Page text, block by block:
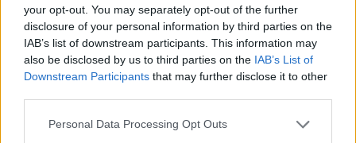
your opt-out. You may separately opt-out of the further
disclosure of your personal information by third parties on the
IAB’s list of downstream participants. This information may
also be disclosed by us to third parties on the IAB’s List of
Downstream Participants that may further disclose it to other
Personal Data Processing Opt Outs
Προοπτικές εξέλιξης